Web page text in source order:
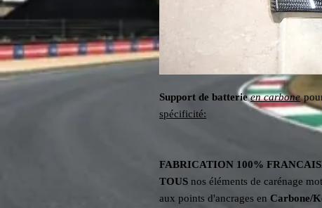
Support de batterie en carbone
spécificité:
FABRICATION 100%
TOUS nos éléments de carénage
aux points d'ancrages en Carbone/